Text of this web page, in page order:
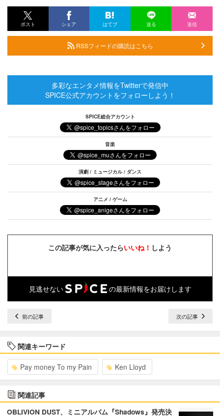
ポスト シェア はてブ 送る 送信
RSSフィードの購読はこちら
多彩なエンタメ情報をTwitterで発信中
SPICE公式アカウントをフォローしよう！
SPICE総合アカウント
音楽
演劇 / ミュージカル / ダンス
アニメ / ゲーム
この記事が気に入ったらいいね！ しよう
見逃せない の最新情報をお届けします
前の記事 次の記事
関連キーワード
Pay money To my Pain Ken Lloyd
関連記事
OBLIVION DUST、ミニアルバム『Shadows』発売決